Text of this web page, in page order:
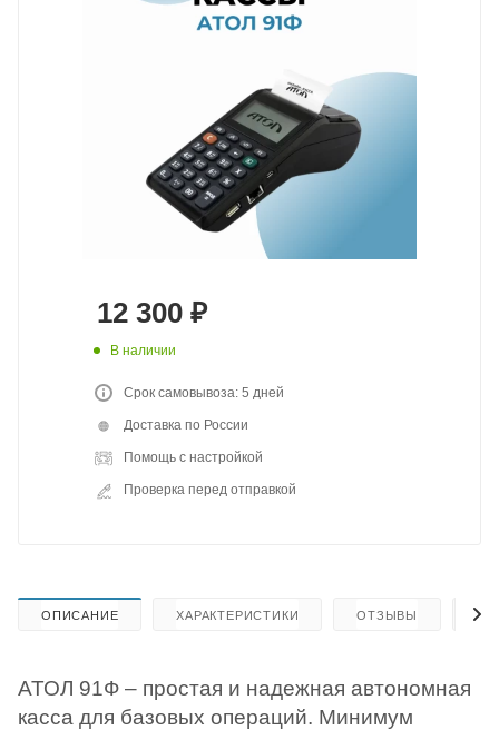
12 300 ₽
В наличии
Срок самовывоза: 5 дней
Доставка по России
Помощь с настройкой
Проверка перед отправкой
ОПИСАНИЕ ХАРАКТЕРИСТИКИ ОТЗЫВЫ
АТОЛ 91Ф – простая и надежная автономная
касса для базовых операций. Минимум